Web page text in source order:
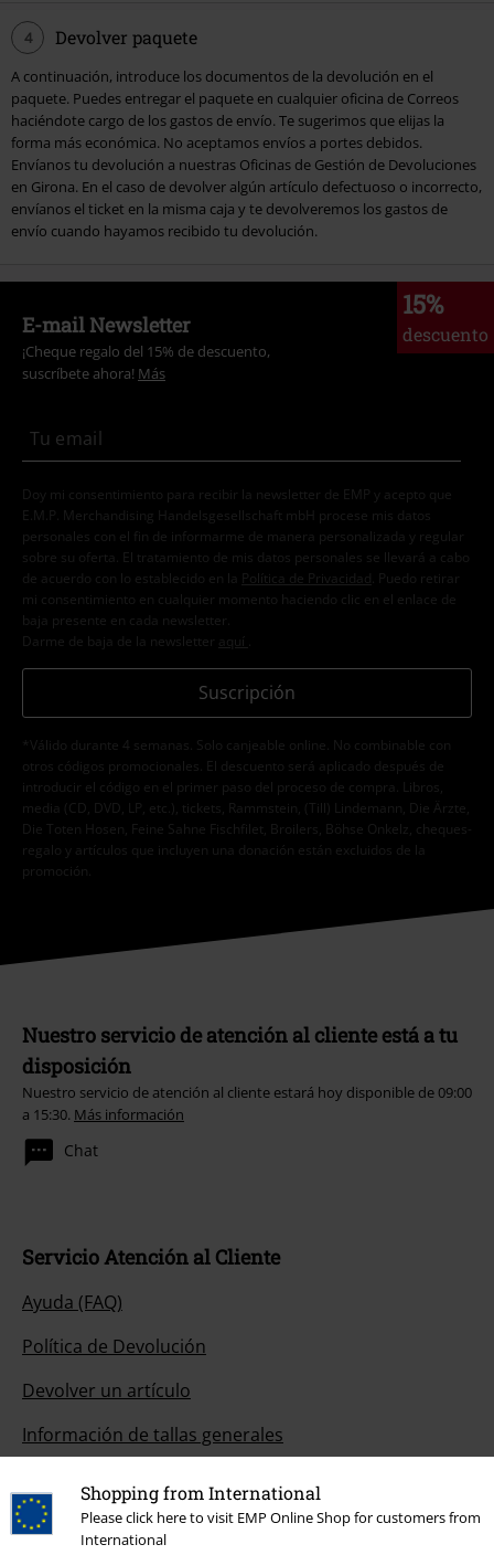
Shopping from International
Please click here to visit EMP Online Shop for customers from
International
4 Devolver paquete
A continuación, introduce los documentos de la devolución en el
paquete. Puedes entregar el paquete en cualquier oficina de Correos
haciéndote cargo de los gastos de envío. Te sugerimos que elijas la
forma más económica. No aceptamos envíos a portes debidos.
Envíanos tu devolución a nuestras Oficinas de Gestión de Devoluciones
en Girona. En el caso de devolver algún artículo defectuoso o incorrecto,
envíanos el ticket en la misma caja y te devolveremos los gastos de
envío cuando hayamos recibido tu devolución.
15%
descuento
E-mail Newsletter
¡Cheque regalo del 15% de descuento,
suscríbete ahora! Más
Doy mi consentimiento para recibir la newsletter de EMP y acepto que
E.M.P. Merchandising Handelsgesellschaft mbH procese mis datos
personales con el fin de informarme de manera personalizada y regular
sobre su oferta. El tratamiento de mis datos personales se llevará a cabo
de acuerdo con lo establecido en la
Política de Privacidad . Puedo retirar
mi consentimiento en cualquier momento haciendo clic en el enlace de
baja presente en cada newsletter.
Darme de baja de la newsletter
aquí
Suscripción
*Válido durante 4 semanas. Solo canjeable online. No combinable con
otros códigos promocionales. El descuento será aplicado después de
introducir el código en el primer paso del proceso de compra. Libros,
media (CD, DVD, LP, etc.), tickets, Rammstein, (Till) Lindemann, Die Ärzte,
Die Toten Hosen, Feine Sahne Fischfilet, Broilers, Böhse Onkelz, cheques-
regalo y artículos que incluyen una donación están excluidos de la
promoción.
Nuestro servicio de atención al cliente está a tu
disposición
Nuestro servicio de atención al cliente estará hoy disponible de 09:00
a 15:30. Más información
Chat
Servicio Atención al Cliente
Ayuda (FAQ)
Política de Devolución
Devolver un artículo
Información de tallas generales
Métodos de pago